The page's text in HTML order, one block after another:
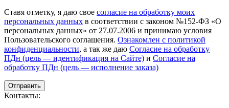
Ставя отметку, я даю свое согласие на обработку моих
персональных данных в соответствии с законом №152-ФЗ «О
персональных данных» от 27.07.2006 и принимаю условия
Пользовательского соглашения. Ознакомлен с политикой
конфиденциальности, а так же даю Согласие на обработку
ПДн (цель — идентификация на Сайте) и Согласие на
обработку ПДн (цель — исполнение заказа)
Контакты: